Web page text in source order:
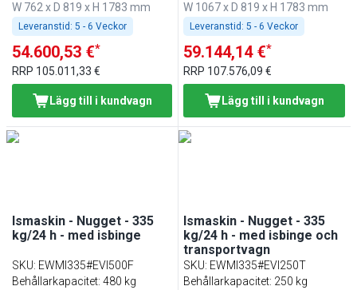
W 762 x D 819 x H 1783 mm
Leveranstid: 5 - 6 Veckor
54.600,53 €*
RRP 105.011,33 €
Lägg till i kundvagn
W 1067 x D 819 x H 1783 mm
Leveranstid: 5 - 6 Veckor
59.144,14 €*
RRP 107.576,09 €
Lägg till i kundvagn
Ismaskin - Nugget - 335
kg/24 h - med isbinge
SKU: EWMI335#EVI500F
Behållarkapacitet: 480 kg
Ismaskin - Nugget - 335
kg/24 h - med isbinge och
transportvagn
SKU: EWMI335#EVI250T
Behållarkapacitet: 250 kg